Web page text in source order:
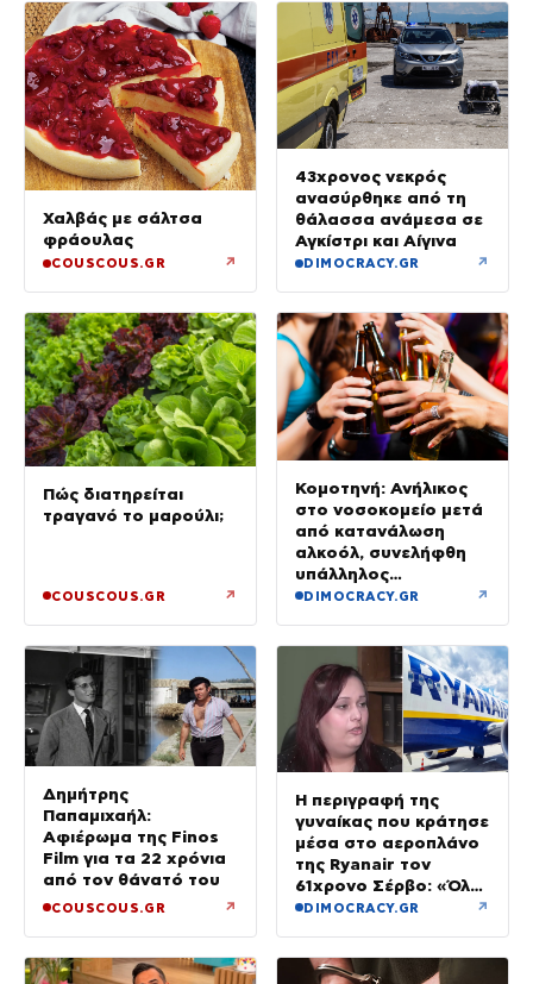
Χαλβάς με σάλτσα
φράουλας
COUSCOUS.GR ↗
43χρονος νεκρός
ανασύρθηκε από τη
θάλασσα ανάμεσα σε
Αγκίστρι και Αίγινα
DIMOCRACY.GR ↗
Πώς διατηρείται
τραγανό το μαρούλι;
COUSCOUS.GR ↗
Κομοτηνή: Ανήλικος
στο νοσοκομείο μετά
από κατανάλωση
αλκοόλ, συνελήφθη
υπάλληλος
καταστήματος
DIMOCRACY.GR ↗
Δημήτρης
Παπαμιχαήλ:
Αφιέρωμα της Finos
Film για τα 22 χρόνια
από τον θάνατό του
COUSCOUS.GR ↗
Η περιγραφή της
γυναίκας που κράτησε
μέσα στο αεροπλάνο
της Ryanair τον
61χρονο Σέρβο: «Όλα
έγιναν σε κλάσματα
DIMOCRACY.GR ↗